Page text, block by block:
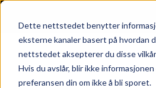
Dette nettstedet benytter
eksterne kanaler basert på hvordan
nettstedet aksepterer du disse
Hvis du avslår, blir ikke
preferansen din om ikke å bli sporet.
Skip to main content